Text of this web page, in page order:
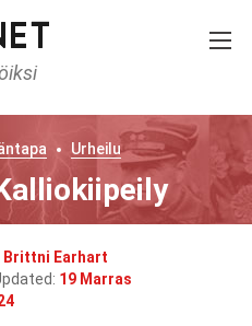
Urheilu
Brittni Earhart
19 Marras